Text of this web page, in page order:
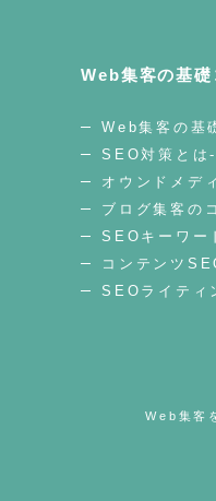
Web集客の基礎
Web集客の基
SEO対策とは
オウンドメデ
ブログ集客の
SEOキーワー
コンテンツ
SEOライティ
Web集客